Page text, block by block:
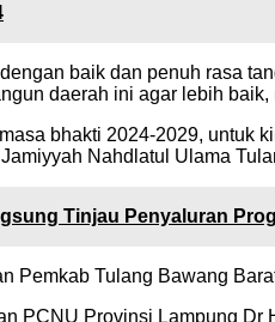
baik dan penuh rasa
daerah ini agar lebih baik,
bhakti 2024-2029, untuk
Nahdlatul Ulama
Tinjau Penyaluran
Pemkab Tulang Bawang
PCNU Provinsi Lampung